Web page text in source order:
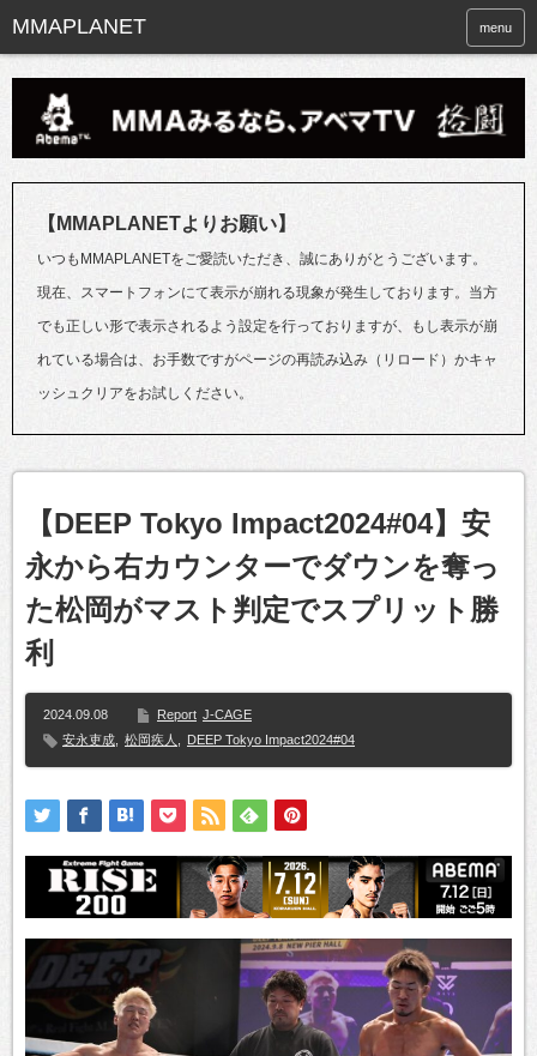
menu
【MMAPLANETよりお願い】
いつもMMAPLANETをご愛読いただき、誠にありがとうございます。
現在、スマートフォンにて表示が崩れる現象が発生しております。当方
でも正しい形で表示されるよう設定を行っておりますが、もし表示が崩
れている場合は、お手数ですがページの再読み込み（リロード）かキャ
ッシュクリアをお試しください。
【DEEP Tokyo Impact2024#04】安
永から右カウンターでダウンを奪っ
た松岡がマスト判定でスプリット勝
利
2024.09.08 Report J-CAGE
安永吏成
松岡疾人 DEEP Tokyo Impact2024#04